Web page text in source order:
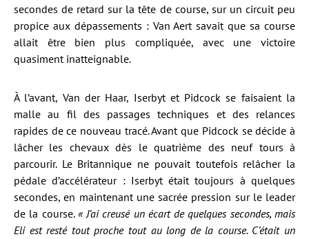
secondes de retard sur la tête de course, sur un circuit peu
propice aux dépassements : Van Aert savait que sa course
allait être bien plus compliquée, avec une victoire
quasiment inatteignable.
À l’avant, Van der Haar, Iserbyt et Pidcock se faisaient la
malle au fil des passages techniques et des relances
rapides de ce nouveau tracé. Avant que Pidcock se décide à
lâcher les chevaux dès le quatrième des neuf tours à
parcourir. Le Britannique ne pouvait toutefois relâcher la
pédale d’accélérateur : Iserbyt était toujours à quelques
secondes, en maintenant une sacrée pression sur le leader
de la course. « J’ai creusé un écart de quelques secondes, mais
Eli est resté tout proche tout au long de la course. C’était un